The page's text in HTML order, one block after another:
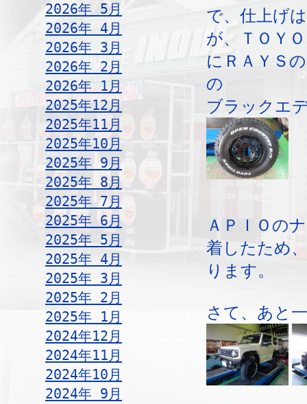
2026年 5月
2026年 4月
2026年 3月
2026年 2月
2026年 1月
2025年12月
2025年11月
2025年10月
2025年 9月
2025年 8月
2025年 7月
2025年 6月
2025年 5月
2025年 4月
2025年 3月
2025年 2月
2025年 1月
2024年12月
2024年11月
2024年10月
2024年 9月
で、仕上げ
が、ＴＯＹ
にＲＡＹＳ
の
ブラックエ
ＡＰＩＯの
着したため
ります。
さて、あと